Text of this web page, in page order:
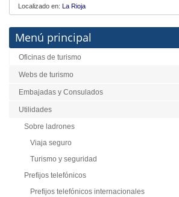
Localizado en: La Rioja
Menú principal
Oficinas de turismo
Webs de turismo
Embajadas y Consulados
Utilidades
Sobre ladrones
Viaja seguro
Turismo y seguridad
Prefijos telefónicos
Prefijos telefónicos internacionales